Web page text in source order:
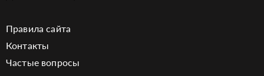
Правила сайта
Контакты
Частые вопросы